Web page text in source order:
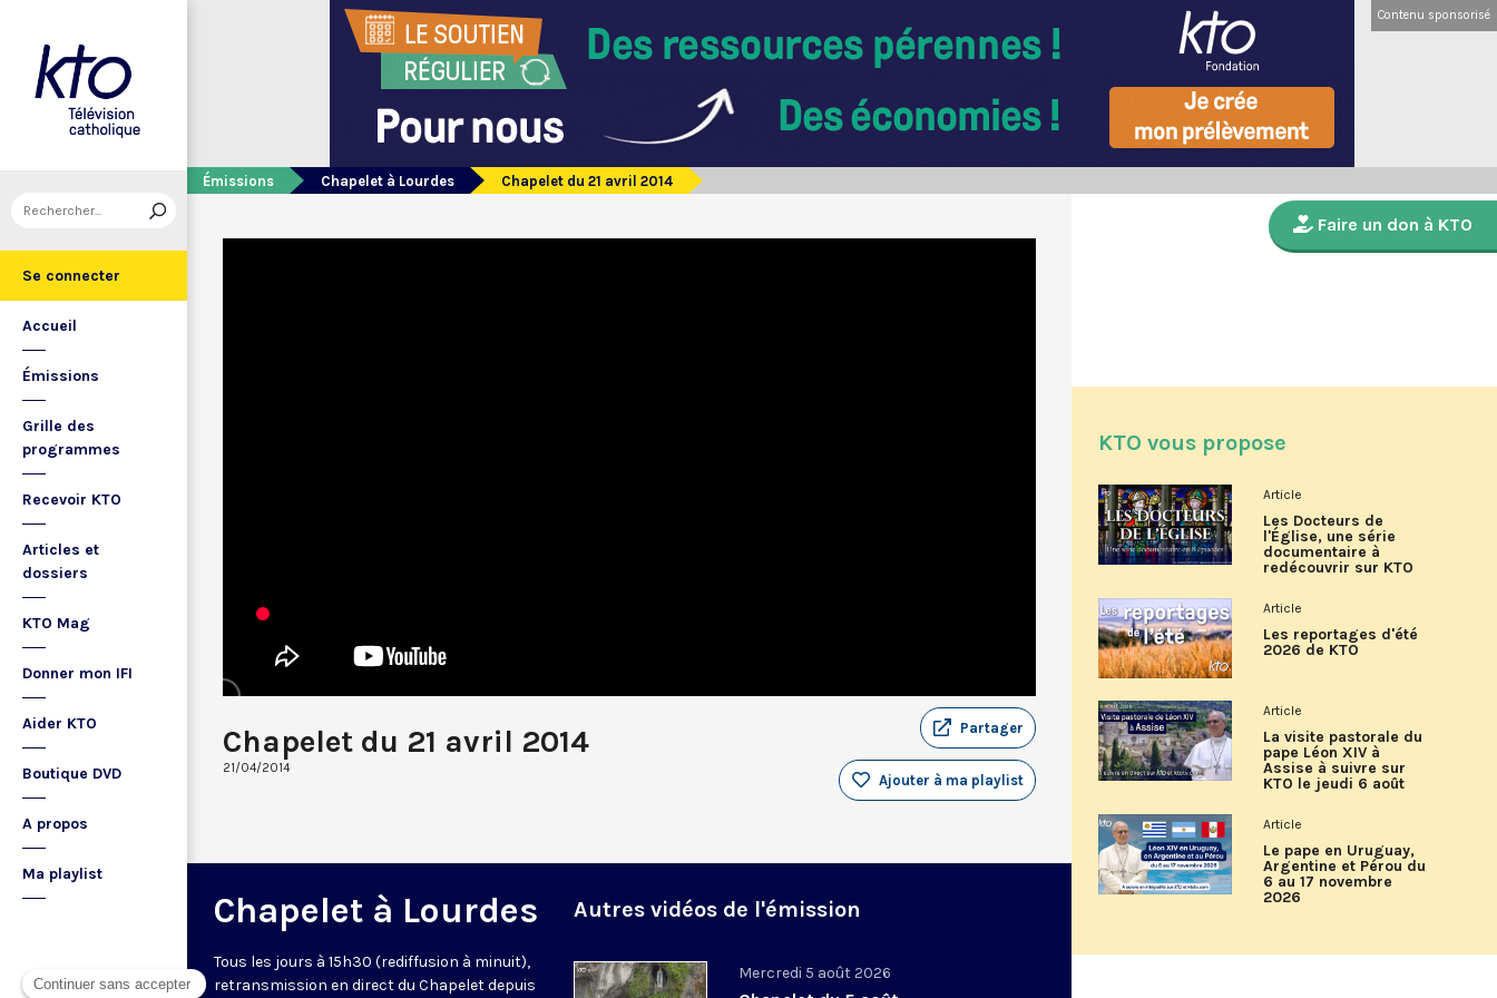
Se connecter
Accueil
Émissions
Grille des
programmes
Recevoir KTO
Articles et
dossiers
KTO Mag
Donner mon IFI
Aider KTO
Boutique DVD
A propos
Ma playlist
Contenu sponsorisé
Émissions Chapelet à Lourdes Chapelet du 21 avril 2014
Chapelet du 21 avril 2014
21/04/2014
Partager
Ajouter à ma playlist
Chapelet à Lourdes
Tous les jours à 15h30 (rediffusion à minuit),
retransmission en direct du Chapelet depuis
Autres vidéos de l'émission
Mercredi 5 août 2026
Faire un don à KTO
KTO vous propose
Article
Les Docteurs de
l'Église, une série
documentaire à
redécouvrir sur KTO
Article
Les reportages d'été
2026 de KTO
Article
La visite pastorale du
pape Léon XIV à
Assise à suivre sur
KTO le jeudi 6 août
Article
Le pape en Uruguay,
Argentine et Pérou du
6 au 17 novembre
2026